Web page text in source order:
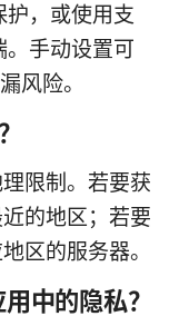
护，或使用支
。手动设置可
风险。
限制。若要获
的地区；若要
区的服务器。
中的隐私？